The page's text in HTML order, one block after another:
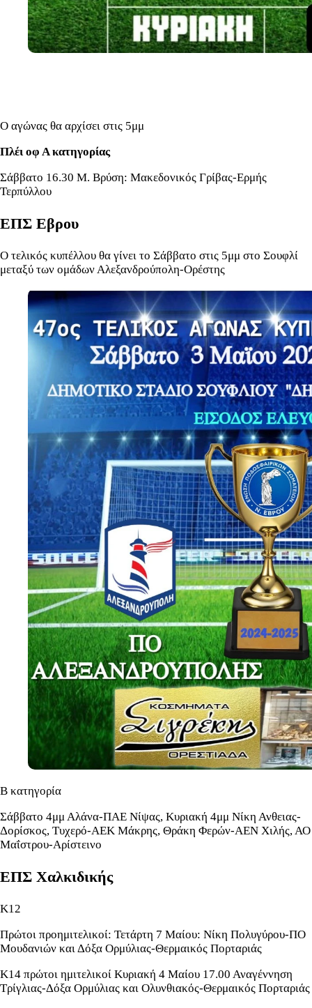
Ο αγώνας θα αρχίσει στις 5μμ
Πλέι οφ Α κατηγορίας
Σάββατο 16.30 Μ. Βρύση: Μακεδονικός Γρίβας-Ερμής
Τερπύλλου
ΕΠΣ Εβρου
Ο τελικός κυπέλλου θα γίνει το Σάββατο στις 5μμ στο Σουφλί
μεταξύ των ομάδων Αλεξανδρούπολη-Ορέστης
Β κατηγορία
Σάββατο 4μμ Αλάνα-ΠΑΕ Νίψας, Κυριακή 4μμ Νίκη Ανθειας-
Δορίσκος, Τυχερό-ΑΕΚ Μάκρης, Θράκη Φερών-ΑΕΝ Χιλής, ΑΟ
Μαΐστρου-Αρίστεινο
ΕΠΣ Χαλκιδικής
Κ12
Πρώτοι προημιτελικοί: Τετάρτη 7 Μαίου: Νίκη Πολυγύρου-ΠΟ
Μουδανιών και Δόξα Ορμύλιας-Θερμαικός Πορταριάς
Κ14 πρώτοι ημιτελικοί Κυριακή 4 Μαίου 17.00 Αναγέννηση
Τρίγλιας-Δόξα Ορμύλιας και Ολυνθιακός-Θερμαικός Πορταριάς